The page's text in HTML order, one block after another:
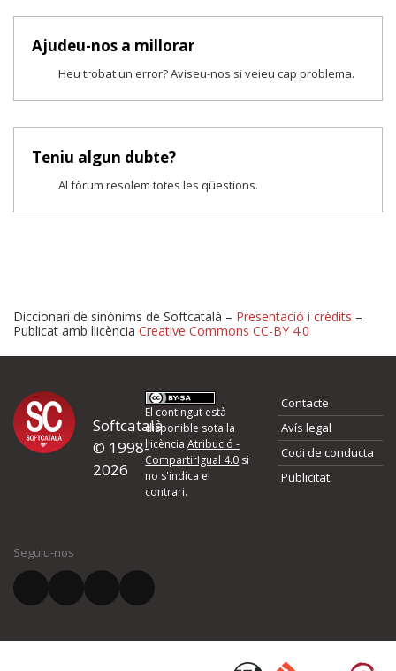
Ajudeu-nos a millorar
Heu trobat un error? Aviseu-nos si veieu cap problema.
Teniu algun dubte?
Al fòrum resolem totes les qüestions.
Proposeu-nos millores o
d'errors
Si heu trobat un error o voleu proposar alguna millora, ompliu els
quina és la millora que proposeu o l'error del qual voleu informar-
El vostre correu electrònic *
Diccionari de sinònims de Softcatalà – Presentació i crèdits –
Publicat amb llicència Creative Commons CC-BY 4.0
Softcatalà
© 1998-
2026
El contingut està
disponible sota la
llicènciaAtribució -
CompartirIgual 4.0 si
no s'indica el
contrari.
Contacte
Avís legal
Codi de conducta
Publicitat
Seguiu-nos